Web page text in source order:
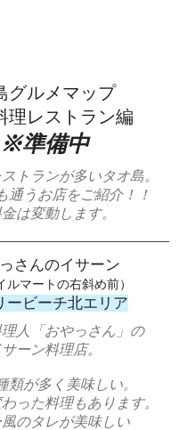
グルメマップ
理レストラン編
※準備中
トランが多いタオ島。
通うお店をご紹介！！
は変動します。
さんのイサーン
ルマートの右斜め前）
ービーチ北エリア
人「おやっさん」の
ーン料理店。
類が多く美味しい。
った料理もあります。
風のタレが美味しい